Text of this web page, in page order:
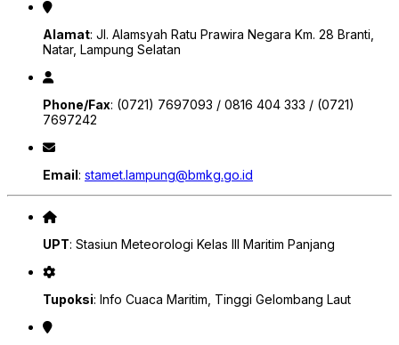
Alamat: Jl. Alamsyah Ratu Prawira Negara Km. 28 Branti,
Natar, Lampung Selatan
Phone/Fax: (0721) 7697093 / 0816 404 333 / (0721)
7697242
Email: stamet.lampung@bmkg.go.id
UPT: Stasiun Meteorologi Kelas III Maritim Panjang
Tupoksi: Info Cuaca Maritim, Tinggi Gelombang Laut